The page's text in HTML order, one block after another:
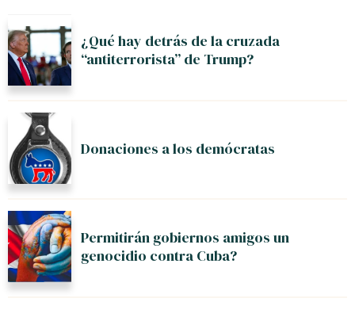
¿Qué hay detrás de la cruzada
“antiterrorista” de Trump?
Donaciones a los demócratas
Permitirán gobiernos amigos un
genocidio contra Cuba?